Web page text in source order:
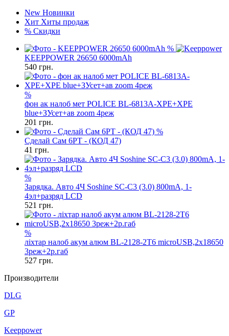
New Новинки
Хит Хиты продаж
% Скидки
%
KEEPPOWER 26650 6000mAh
540 грн.
%
фон ак налоб мет POLICE BL-6813A-XPE+XPE
blue+ЗУсет+ав zoom 4реж
201 грн.
%
Сделай Сам 6PT - (КОД 47)
41 грн.
%
Зарядка. Авто 4Ч Soshine SC-C3 (3.0) 800mA, 1-
4эл+разряд LCD
521 грн.
%
ліхтар налоб акум алюм BL-2128-2T6 microUSB,2х18650
3реж+2р.габ
527 грн.
Производители
DLG
GP
Keeppower